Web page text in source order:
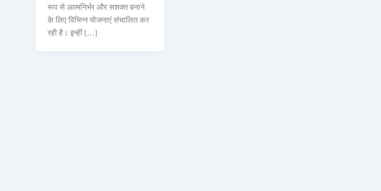
रूप से आत्मनिर्भर और सशक्त बनाने
के लिए विभिन्न योजनाएं संचालित कर
रही है। इन्हीं […]